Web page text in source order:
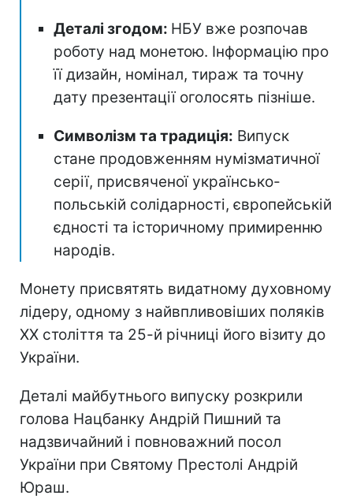
Деталі згодом: НБУ вже розпочав
роботу над монетою. Інформацію про
її дизайн, номінал, тираж та точну
дату презентації оголосять пізніше.
Символізм та традиція: Випуск
стане продовженням нумізматичної
серії, присвяченої українсько-
польській солідарності, європейській
єдності та історичному примиренню
народів.
Монету присвятять видатному духовному
лідеру, одному з найвпливовіших поляків
ХХ століття та 25-й річниці його візиту до
України.
Деталі майбутнього випуску розкрили
голова Нацбанку Андрій Пишний та
надзвичайний і повноважний посол
України при Святому Престолі Андрій
Юраш.